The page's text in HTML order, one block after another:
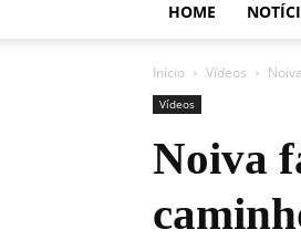
HOME
Início Vídeos
Vídeos
Noiva